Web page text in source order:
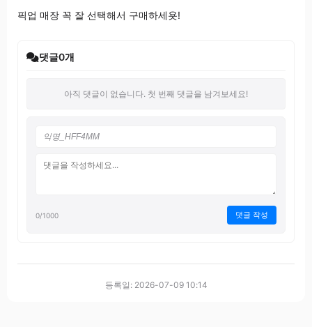
픽업 매장 꼭 잘 선택해서 구매하세욧!
댓글0개
아직 댓글이 없습니다. 첫 번째 댓글을 남겨보세요!
0/1000 댓글 작성
등록일: 2026-07-09 10:14